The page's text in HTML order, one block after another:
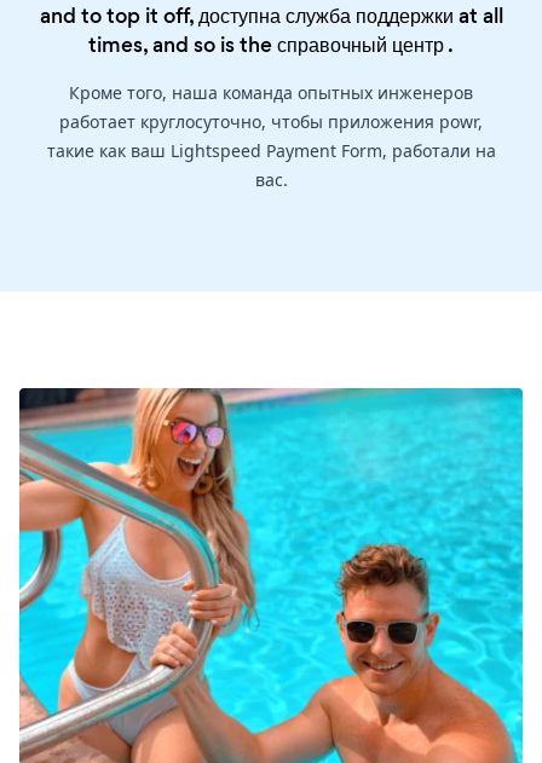
and to top it off, доступна служба поддержки at all
times, and so is theсправочный центр.
Кроме того, наша команда опытных инженеров
работает круглосуточно, чтобы приложения powr,
такие как ваш Lightspeed Payment Form, работали на
вас.